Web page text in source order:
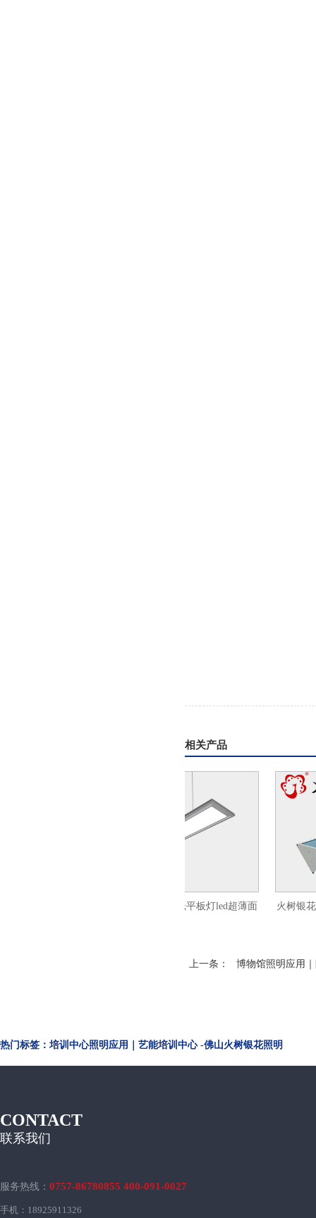
相关产品
火树银花办公照明侧发光平板灯led超薄面 火树银花照
上一条： 博物馆照明应用
热门标签：培训中心照明应用｜艺能培训中心 -佛山火树银花照明
CONTACT
联系我们
服务热线： 0757-86780855 400-091-0027
手机：18925911326